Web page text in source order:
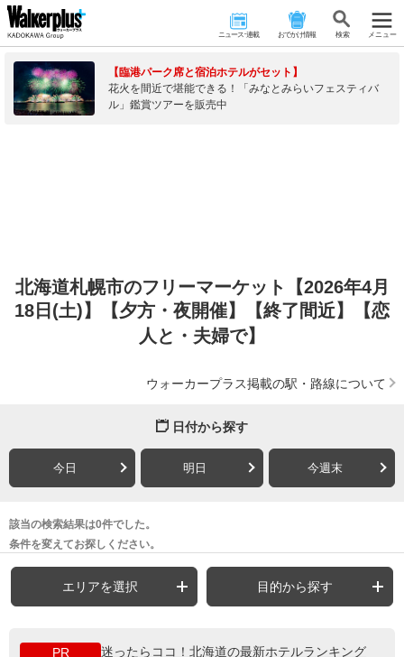
ニュース･連載 おでかけ情報 検 索 メニュー
【臨港パーク席と宿泊ホテルがセット】
花火を間近で堪能できる！「みなとみらいフェスティバ
ル」鑑賞ツアーを販売中
北海道札幌市のフリーマーケット【2026年4月
18日(土)】【夕方・夜開催】【終了間近】【恋
人と・夫婦で】
ウォーカープラス掲載の駅・路線について
日付から探す
今日 明日 今週末
該当の検索結果は0件でした。
条件を変えてお探しください。
エリアを選択 目的から探す
PR
迷ったらココ！北海道の最新ホテルランキング